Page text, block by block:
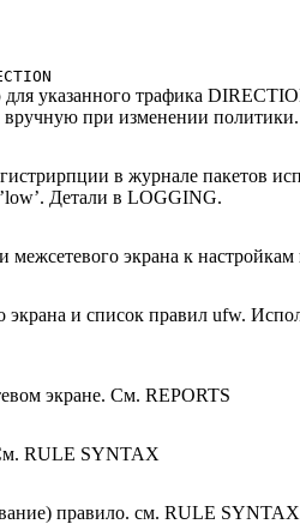
указанного трафика
при изменении
в журнале пакетов
Детали в LOGGING.
межсетевого экрана к
экрана и список правил ufw.
экране. См. REPORTS
RULE SYNTAX
правило. см. RULE SYNTAX